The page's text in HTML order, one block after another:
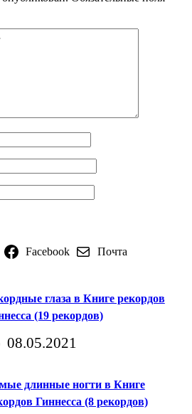
Facebook Почта
глаза в Книге рекордов
(19 рекордов)
08.05.2021
длинные ногти в Книге
Гиннесса (8 рекордов)